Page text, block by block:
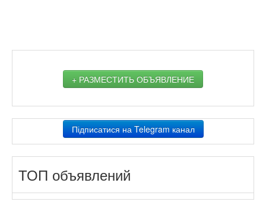
+ РАЗМЕСТИТЬ ОБЪЯВЛЕНИЕ
Підписатися на Telegram канал
ТОП объявлений